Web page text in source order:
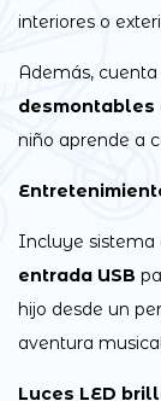
interiores o
Además, cuenta
desmontables
niño aprende a
Incluye sistema
entrada USB
hijo desde un
aventura
Luces LED